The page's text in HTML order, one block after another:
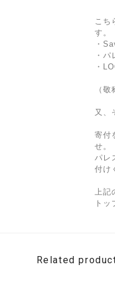
こち
す。
・
・
・
（敬
又、
寄付
せ。
パレ
付け
上記
トッ
Related